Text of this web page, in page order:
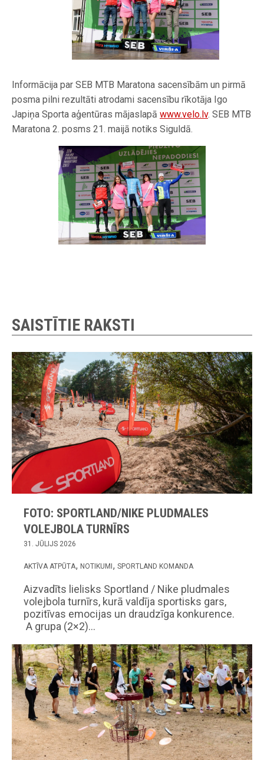
Informācija par SEB MTB Maratona sacensībām un pirmā
posma pilni rezultāti atrodami sacensību rīkotāja Igo
Japiņa Sporta aģentūras mājaslapā www.velo.lv. SEB MTB
Maratona 2. posms 21. maijā notiks Siguldā.
SAISTĪTIE RAKSTI
FOTO: SPORTLAND/NIKE PLUDMALES
VOLEJBOLA TURNĪRS
31. JŪLIJS 2026
AKTĪVA ATPŪTA NOTIKUMI SPORTLAND KOMANDA
Aizvadīts lielisks Sportland / Nike pludmales
volejbola turnīrs, kurā valdīja sportisks gars,
pozitīvas emocijas un draudzīga konkurence.
A grupa (2×2)…